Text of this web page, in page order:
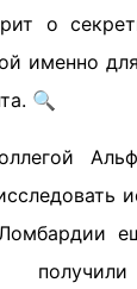
о
именно
🔍